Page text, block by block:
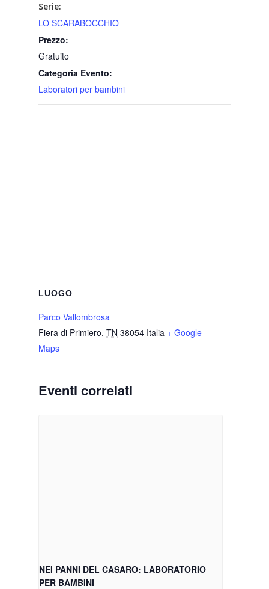
Serie:
LO SCARABOCCHIO
Prezzo:
Gratuito
Categoria Evento:
Laboratori per bambini
LUOGO
Parco Vallombrosa
Fiera di Primiero, TN 38054 Italia + Google
Maps
Eventi correlati
NEI PANNI DEL CASARO: LABORATORIO
PER BAMBINI